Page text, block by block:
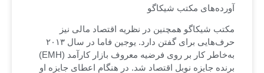
آورده‌های مکتب شیکاگو
مکتب شیکاگو همچنین در نظریه اقتصاد مالی نیز
حرف‌هایی برای گفتن دارد. یوجین فاما در سال ۲۰۱۳
به‌خاطر کار بر روی فرضیه معروف بازار کارآمد (EMH)
برنده جایزه نوبل اقتصاد شد. در هنگام اعطای جایزه او